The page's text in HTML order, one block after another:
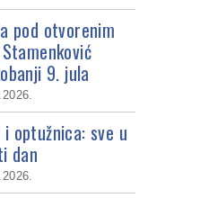
pod otvorenim
9. jula
optužnica: sve u
dan